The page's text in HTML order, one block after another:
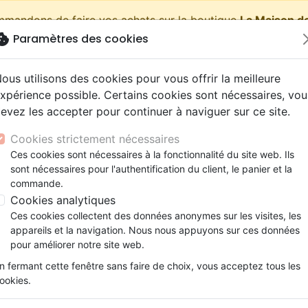
de faire vos achats sur la boutiqueLa Maison
Testaments
Etude biblique
NEG
Darby
Bandes dessinées
Santé
Ethique, société, politique
Couple
Découverte de la foi
Psychologie
Apologétique
ans
Adolescents, jeunes
Latino, Folk
Soul
Rap, Hip-hop
Hardrock, Métal
Pop, Rock
animés
conférences
Films, fiction
Jeux
de la Bible - Pdf
Avec Alex et Léa à la
Pdf
Auteur :Sarah Martins
RéférenceMB3475-PDF EAN9782826099000
Description Détails du produit
Paramètres des cookies
utilisons des cookies pour vous offrir la meilleure
possible. Certains cookies sont nécessaires,
les accepter pour continuer à naviguer sur ce site.
Cookies strictement nécessaires
Ces cookies sont nécessaires à la fonctionnalité du site web. Ils
sont nécessaires pour l'authentification du client, le panier et la
commande.
Cookies analytiques
Ces cookies collectent des données anonymes sur les visites, les
appareils et la navigation. Nous nous appuyons sur ces données
pour améliorer notre site web.
fermant cette fenêtre sans faire de choix, vous acceptez tous les